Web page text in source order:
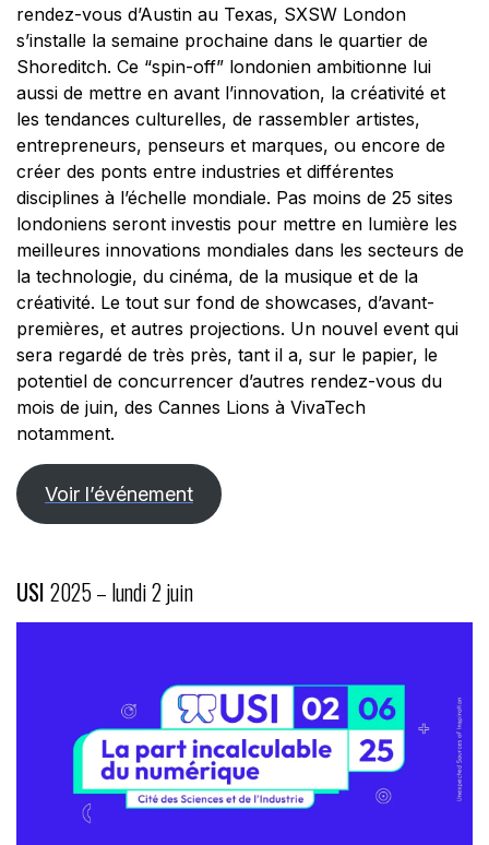
rendez-vous d’Austin au Texas, SXSW London
s’installe la semaine prochaine dans le quartier de
Shoreditch. Ce “spin-off” londonien ambitionne lui
aussi de mettre en avant l’innovation, la créativité et
les tendances culturelles, de rassembler artistes,
entrepreneurs, penseurs et marques, ou encore de
créer des ponts entre industries et différentes
disciplines à l’échelle mondiale. Pas moins de 25 sites
londoniens seront investis pour mettre en lumière les
meilleures innovations mondiales dans les secteurs de
la technologie, du cinéma, de la musique et de la
créativité. Le tout sur fond de showcases, d’avant-
premières, et autres projections. Un nouvel event qui
sera regardé de très près, tant il a, sur le papier, le
potentiel de concurrencer d’autres rendez-vous du
mois de juin, des Cannes Lions à VivaTech
notamment.
Voir l’événement
USI 2025 – lundi 2 juin